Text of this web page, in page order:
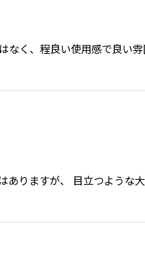
なく、程良い使用感で良い
ありますが、 目立つような